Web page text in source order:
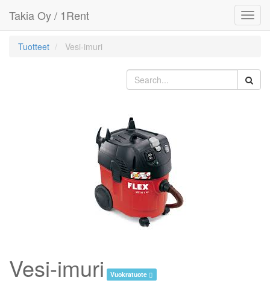
Takia Oy / 1Rent
Tuotteet Vesi-imuri
Vesi-imuri Vuokratuote